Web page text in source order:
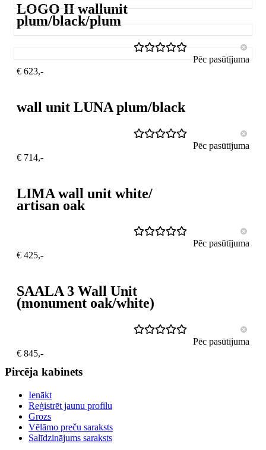
LOGO II wallunit
plum/black/plum
Pēc pasūtījuma
€ 623,-
wall unit LUNA plum/black
Pēc pasūtījuma
€ 714,-
LIMA wall unit white/
artisan oak
Pēc pasūtījuma
€ 425,-
SAALA 3 Wall Unit
(monument oak/white)
Pēc pasūtījuma
€ 845,-
Pircēja kabinets
Ienākt
Reģistrēt jaunu profilu
Grozs
Vēlāmo preču saraksts
Salīdzinājums saraksts